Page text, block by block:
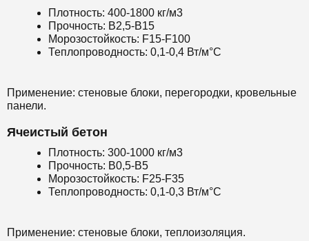
Плотность: 400-1800 кг/м3
Прочность: B2,5-B15
Морозостойкость: F15-F100
Теплопроводность: 0,1-0,4 Вт/м°С
Применение: стеновые блоки, перегородки, кровельные
панели.
Ячеистый бетон
Плотность: 300-1000 кг/м3
Прочность: B0,5-B5
Морозостойкость: F25-F35
Теплопроводность: 0,1-0,3 Вт/м°С
Применение: стеновые блоки, теплоизоляция.